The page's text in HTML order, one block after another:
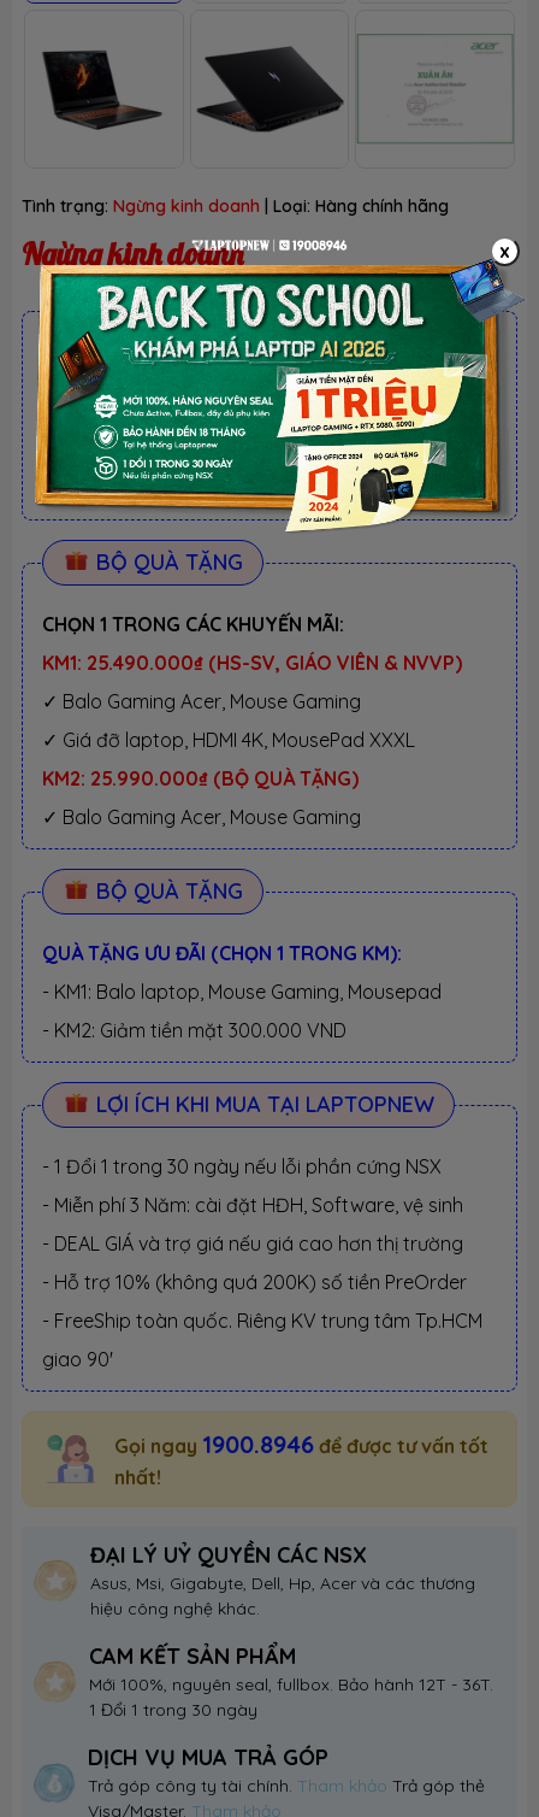
Tình trạng: Ngừng kinh doanh | Loại: Hàng chính hãng
Ngừng kinh doanh
ƯU ĐÃI TỐT NHẤT TRONG NĂM
BACK TO SCHOOL 2026.Xem chi tiết
- Laptop văn phòng. Giảm TM 300K
- Laptop Business. Giảm TM 500K
- Laptop RTX 5080, 5090: Giảm TM 1 TRIỆU
BỘ QUÀ TẶNG
CHỌN 1 TRONG CÁC KHUYẾN MÃI:
KM1: 25.490.000₫ (HS-SV, GIÁO VIÊN & NVVP)
✓ Balo Gaming Acer, Mouse Gaming
✓ Giá đỡ laptop, HDMI 4K, MousePad XXXL
KM2: 25.990.000₫ (BỘ QUÀ TẶNG)
✓ Balo Gaming Acer, Mouse Gaming
BỘ QUÀ TẶNG
QUÀ TẶNG ƯU ĐÃI (CHỌN 1 TRONG KM):
- KM1: Balo laptop, Mouse Gaming, Mousepad
- KM2: Giảm tiền mặt 300.000 VND
LỢI ÍCH KHI MUA TẠI LAPTOPNEW
- 1 Đổi 1 trong 30 ngày nếu lỗi phần cứng NSX
- Miễn phí 3 Năm: cài đặt HĐH, Software, vệ sinh
- DEAL GIÁ và trợ giá nếu giá cao hơn thị trường
- Hỗ trợ 10% (không quá 200K) số tiền PreOrder
- FreeShip toàn quốc. Riêng KV trung tâm Tp.HCM
giao 90'
Gọi ngay 1900.8946 để được tư vấn tốt
nhất!
ĐẠI LÝ UỶ QUYỀN CÁC NSX
Asus, Msi, Gigabyte, Dell, Hp, Acer và các thương
hiệu công nghệ khác.
CAM KẾT SẢN PHẨM
Mới 100%, nguyên seal, fullbox. Bảo hành 12T - 36T.
1 Đổi 1 trong 30 ngày
DỊCH VỤ MUA TRẢ GÓP
Trả góp công ty tài chính. Tham khảoTrả góp thẻ
Visa/Master. Tham khảo
x